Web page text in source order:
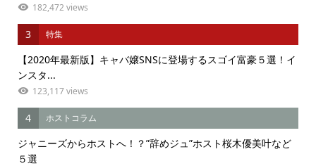
182,472 views
3 特集
【2020年最新版】キャバ嬢SNSに登場するスゴイ富豪５選！イ
ンスタ...
123,117 views
4 ホストコラム
ジャニーズからホストへ！？”辞めジュ”ホスト桜木優美叶など
５選